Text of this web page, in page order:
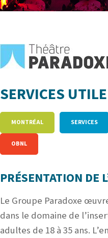
SERVICES UTILE
MONTRÉAL SERVICES
OBNL
PRÉSENTATION DE
Le Groupe Paradoxe
dans le domaine de
adultes de 18 à 35 ans.